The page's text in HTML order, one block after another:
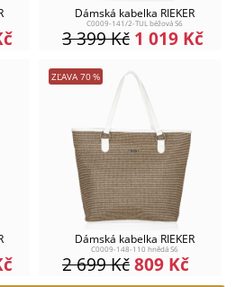
Dámská kabelka RIEKER
C0009-141/2-TUL béžová S6
1 019 Kč
3 399Kč
ZĽAVA 70%
Dámská kabelka RIEKER
C0009-148-110 hnědá S6
809 Kč
2 699Kč